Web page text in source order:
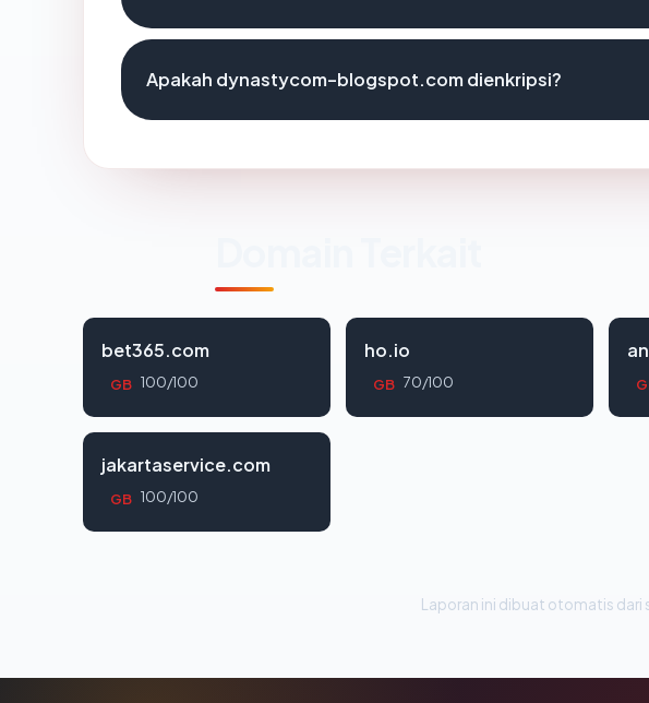
Apakah dynastycom-blogspot.com dienkripsi?
bet365.com
GB 100/100
ho.io
GB 70/100
jakartaservice.com
GB 100/100
Laporan ini dibuat otomatis dari